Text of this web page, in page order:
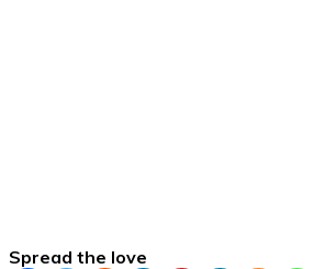
Spread the love